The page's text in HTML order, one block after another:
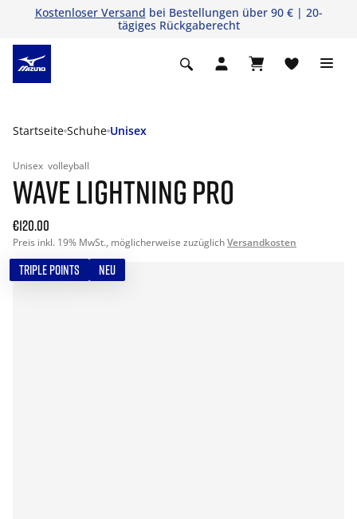
Kostenloser Versand bei Bestellungen über 90 € | 20-
tägiges Rückgaberecht
Startseite Schuhe Unisex
Unisex volleyball
WAVE LIGHTNING PRO
€120.00
Preis inkl. 19% MwSt., möglicherweise zuzüglichVersandkosten
TRIPLE POINTS NEU